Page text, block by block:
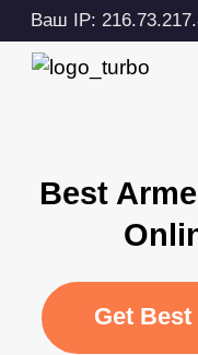
Ваш IP:
Best
Get